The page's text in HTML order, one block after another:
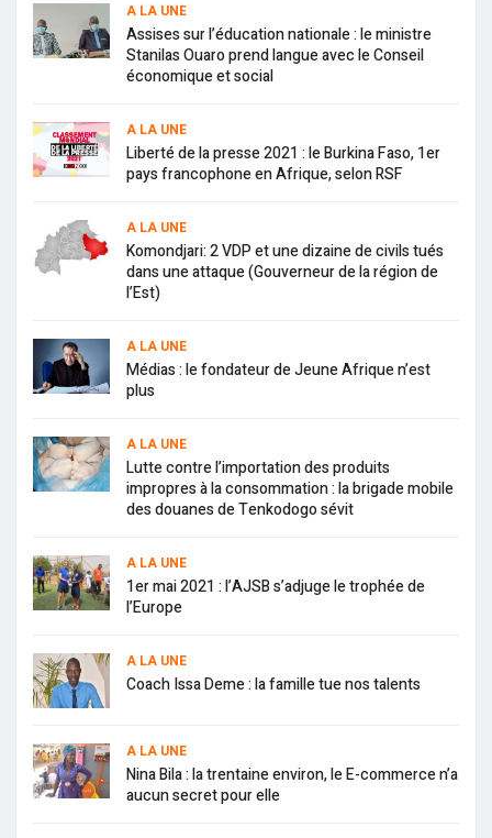
A LA UNE
Assises sur l’éducation nationale : le ministre
Stanilas Ouaro prend langue avec le Conseil
économique et social
A LA UNE
Liberté de la presse 2021 : le Burkina Faso, 1er
pays francophone en Afrique, selon RSF
A LA UNE
Komondjari: 2 VDP et une dizaine de civils tués
dans une attaque (Gouverneur de la région de
l’Est)
A LA UNE
Médias : le fondateur de Jeune Afrique n’est
plus
A LA UNE
Lutte contre l’importation des produits
impropres à la consommation : la brigade mobile
des douanes de Tenkodogo sévit
A LA UNE
1er mai 2021 : l’AJSB s’adjuge le trophée de
l’Europe
A LA UNE
Coach Issa Deme : la famille tue nos talents
A LA UNE
Nina Bila : la trentaine environ, le E-commerce n’a
aucun secret pour elle